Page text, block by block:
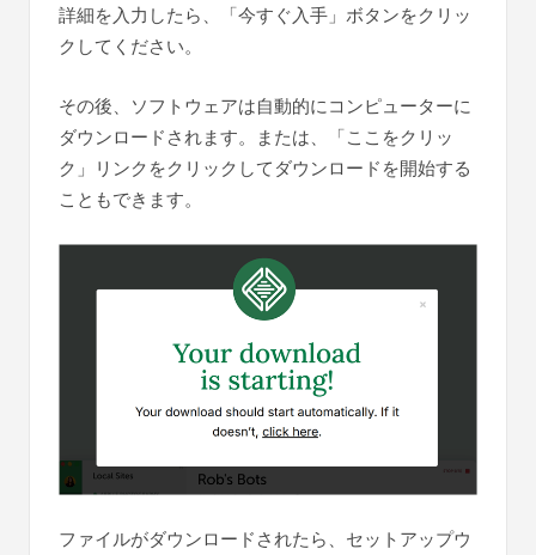
詳細を入力したら、「今すぐ入手」ボタンをクリッ
クしてください。
その後、ソフトウェアは自動的にコンピューターに
ダウンロードされます。または、「ここをクリッ
ク」リンクをクリックしてダウンロードを開始する
こともできます。
ファイルがダウンロードされたら、セットアップウ